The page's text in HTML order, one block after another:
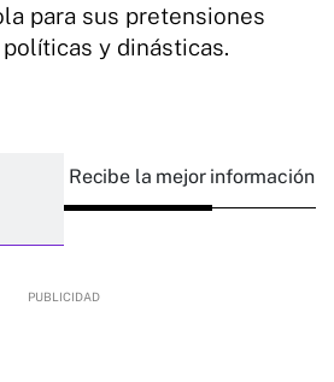
para sus pretensiones
y dinásticas.
Recibe la mejor información